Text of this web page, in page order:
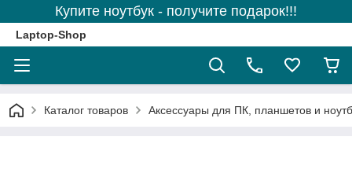
Купите ноутбук - получите подарок!!!
Laptop-Shop
Каталог товаров Аксессуары для ПК, планшетов и